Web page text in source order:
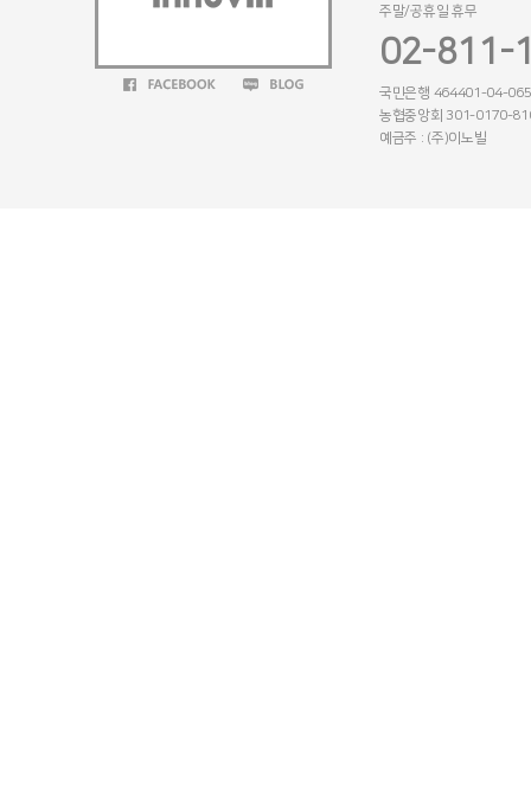
주말/공휴일 휴무
02-811-
국민은행 464401-04-
농협중앙회 301-0170-
예금주 : (주)이노빌